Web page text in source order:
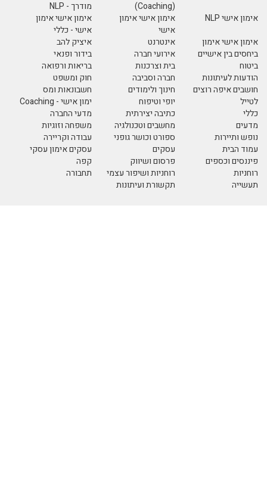
אימון
אימון אישי אימון
איציק להב
בידור ופנאי
בריאות ורפואה
חוק ומשפט
חשבונאות ומס
מדעי החברה
משפחה וזוגיות
גופני
עבודה וקריירה
עסקים אימון עסקי
קפה
עצמי